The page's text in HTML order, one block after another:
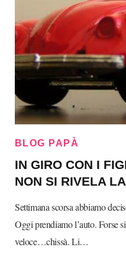
BLOG PAPÀ
IN GIRO CON I
NON SI RIVELA
Settimana scorsa abbiamo
Oggi prendiamo l’auto. Forse
veloce…chissà. Li…